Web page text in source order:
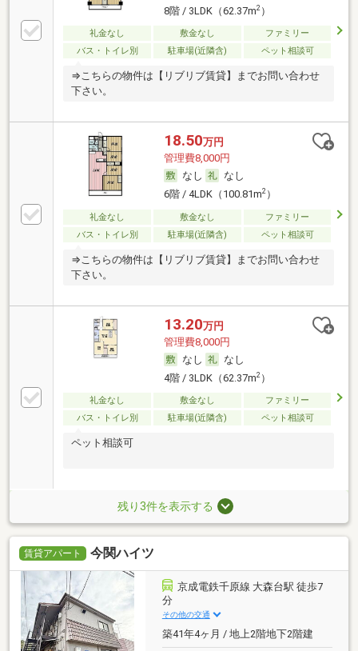
8階 / 3LDK（62.37m2）
礼金なし 敷金なし
ファミリー
バス・トイレ別
駐車場(近隣含) ペット相談可
⇒こちらの物件は【リブリブ賃貸】までお問い合わせ
下さい。
18.50万円
管理費8,000円
なし
なし
6階 / 4LDK（100.81m2）
礼金なし 敷金なし
ファミリー
バス・トイレ別
駐車場(近隣含) ペット相談可
⇒こちらの物件は【リブリブ賃貸】までお問い合わせ
下さい。
13.20万円
管理費8,000円
なし
なし
4階 / 3LDK（62.37m2）
礼金なし 敷金なし
ファミリー
バス・トイレ別
駐車場(近隣含) ペット相談可
ペット相談可
残り3件を表示する
賃貸アパート 今関ハイツ
京成電鉄千原線 大森台駅 徒歩7
分
その他の交通
築41年4ヶ月 / 地上2階地下2階建